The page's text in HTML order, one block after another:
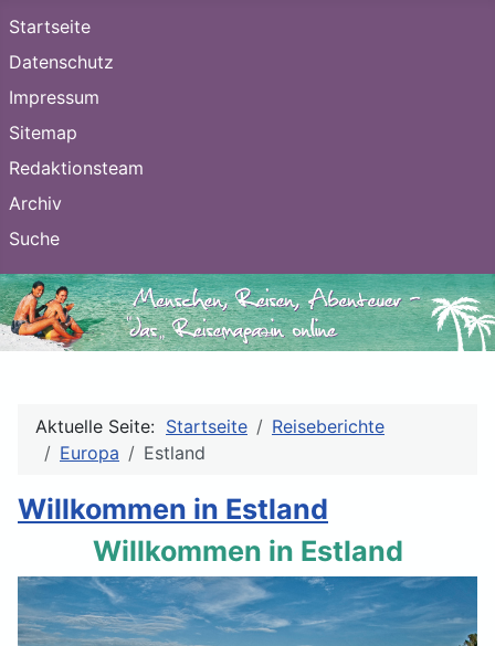
Startseite
Datenschutz
Impressum
Sitemap
Redaktionsteam
Archiv
Suche
Aktuelle Seite: Startseite
Reiseberichte
Europa
Estland
Willkommen in Estland
Willkommen in Estland